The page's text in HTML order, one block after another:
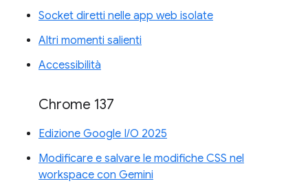
Socket diretti nelle app web isolate
Altri momenti salienti
Accessibilità
Chrome 137
Edizione Google I/O 2025
Modificare e salvare le modifiche CSS nel
workspace con Gemini